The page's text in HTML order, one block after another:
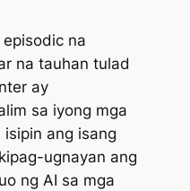
na
na tauhan tulad
ay
sa iyong mga
ang isang
ugnayan ang
ng AI sa mga